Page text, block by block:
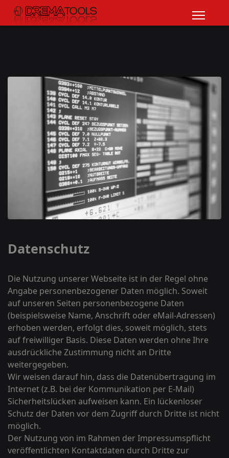
Datenschutz
Die Nutzung unserer Webseite ist in der Regel ohne
Angabe personenbezogener Daten möglich. Soweit
auf unseren Seiten personenbezogene Daten
(beispielsweise Name, Anschrift oder eMail-Adressen)
erhoben werden, erfolgt dies, soweit möglich, stets
auf freiwilliger Basis. Diese Daten werden ohne Ihre
ausdrückliche Zustimmung nicht an Dritte
weitergegeben.
Wir weisen darauf hin, dass die Datenübertragung im
Internet (z.B. bei der Kommunikation per E-Mail)
Sicherheitslücken aufweisen kann. Ein lückenloser
Schutz der Daten vor dem Zugriff durch Dritte ist nicht
möglich.
Der Nutzung von im Rahmen der Impressumspflicht
veröffentlichten Kontaktdaten durch Dritte zur